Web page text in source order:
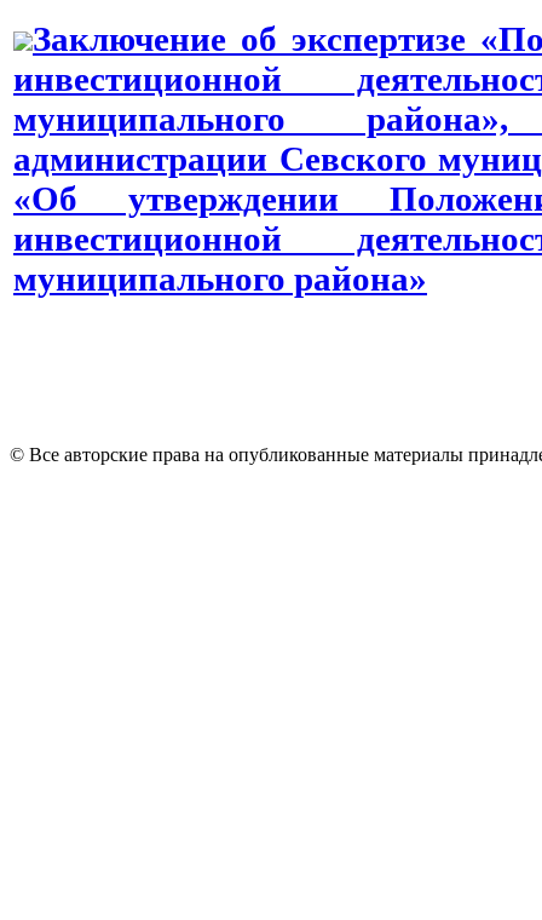
Заключение об экспертизе
инвестиционной
муниципального
администрации Севского
«Об утверждении
инвестиционной
муниципального района»
© Все авторские права на опубликованные материалы